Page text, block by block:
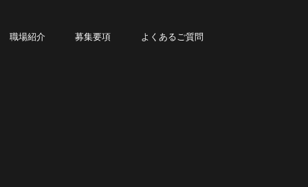
職場紹介 募集要項 よくあるご質問